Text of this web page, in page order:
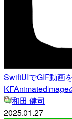
SwiftUIでGIF動画
KFAnimatedImage
和田 健司
2025.01.27